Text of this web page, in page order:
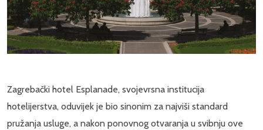
Zagrebački hotel Esplanade, svojevrsna institucija
hotelijerstva, oduvijek je bio sinonim za najviši standard
pružanja usluge, a nakon ponovnog otvaranja u svibnju ove